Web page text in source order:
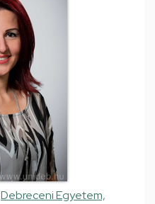
Debreceni Egyetem,